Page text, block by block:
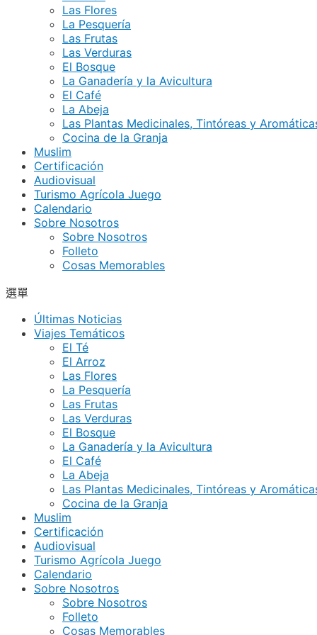
Las Flores
La Pesquería
Las Frutas
Las Verduras
El Bosque
La Ganadería y la Avicultura
El Café
La Abeja
Las Plantas Medicinales, Tintóreas y
Cocina de la Granja
Muslim
Certificación
Audiovisual
Turismo Agrícola Juego
Calendario
Sobre Nosotros
Sobre Nosotros
Folleto
Cosas Memorables
選單
Últimas Noticias
Viajes Temáticos
El Té
El Arroz
Las Flores
La Pesquería
Las Frutas
Las Verduras
El Bosque
La Ganadería y la Avicultura
El Café
La Abeja
Las Plantas Medicinales, Tintóreas y
Cocina de la Granja
Muslim
Certificación
Audiovisual
Turismo Agrícola Juego
Calendario
Sobre Nosotros
Sobre Nosotros
Folleto
Cosas Memorables